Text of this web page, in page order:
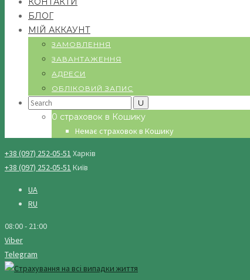
БЛОГ
МІЙ АККАУНТ
ЗАМОВЛЕННЯ
ЗАВАНТАЖЕННЯ
АДРЕСИ
ОБЛІКОВИЙ ЗАПИС
Search
0 страховок в Кошику
Немає страховок в Кошику
+38 (097) 252-05-51 Харків
+38 (097) 252-05-51 Київ
UA
RU
08:00 - 21:00
Viber
Telegram